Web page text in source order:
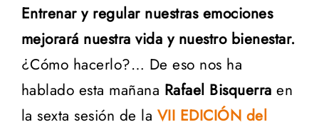
Entrenar y regular nuestras emociones
mejorará nuestra vida y nuestro bienestar.
¿Cómo hacerlo?… De eso nos ha
hablado esta mañana Rafael Bisquerra en
la sexta sesión de la VII EDICIÓN del